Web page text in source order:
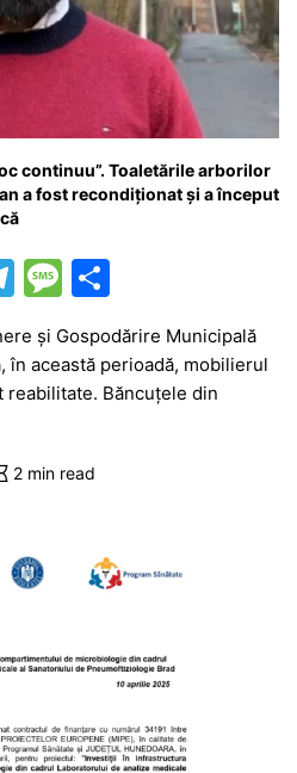
continuu”. Toaletările arborilor
a fost recondiționat și a început
T
e
gr
m
M
s
s
g
ar
ta
je
și Gospodărire Municipală
în această perioadă, mobilierul
reabilitate. Băncuțele din
2 min read